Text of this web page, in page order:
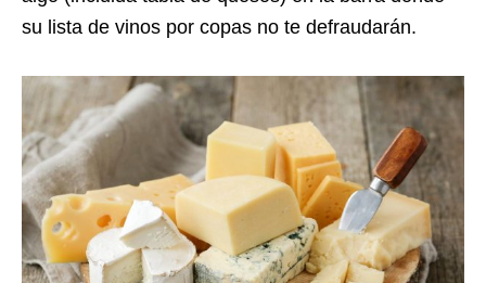
su lista de vinos por copas no te defraudarán.